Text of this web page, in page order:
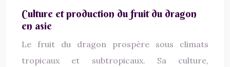
Culture et production du fruit du dragon
en asie
Le fruit du dragon prospère sous climats
tropicaux et subtropicaux. Sa culture,